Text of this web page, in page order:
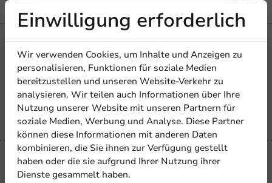
Hercule Tritan 36cl - 80 Stk./Pck.
360_cc
80 Einheiten
203,85 €
Gaetan Ecozen 32cl - 200 Stk./Pack.
Wiederverwendbar
Einwilligung erforderlich
Wir verwenden Cookies, um Inhalte und Anzeigen zu
personalisieren, Funktionen für soziale Medien
bereitzustellen und unseren Website-Verkehr zu
analysieren. Wir teilen auch Informationen über Ihre
Nutzung unserer Website mit unseren Partnern für
soziale Medien, Werbung und Analyse. Diese Partner
können diese Informationen mit anderen Daten
kombinieren, die Sie ihnen zur Verfügung gestellt
haben oder die sie aufgrund Ihrer Nutzung ihrer
Dienste gesammelt haben.
Erhalten Sie
5% Rabatt
Abonnieren Sie unseren
Newsletter!